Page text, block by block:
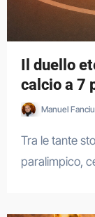
Il duello
calcio a 7
Manuel
Tra le tante storie che hanno segnato il movimento
paralimpico,